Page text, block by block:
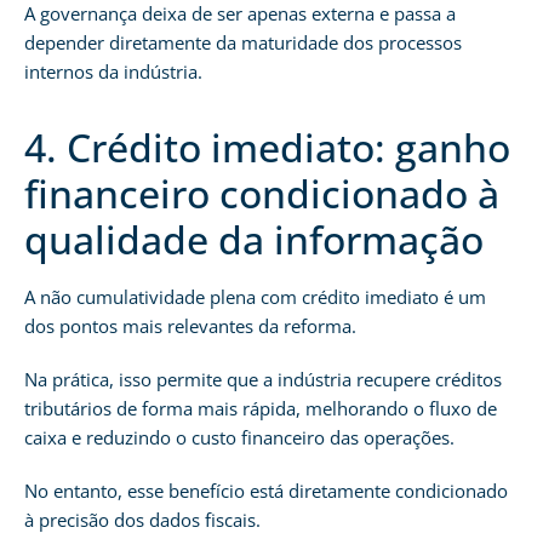
A governança deixa de ser apenas externa e passa a
depender diretamente da maturidade dos processos
internos da indústria.
4. Crédito imediato: ganho
financeiro condicionado à
qualidade da informação
A não cumulatividade plena com crédito imediato é um
dos pontos mais relevantes da reforma.
Na prática, isso permite que a indústria recupere créditos
tributários de forma mais rápida, melhorando o fluxo de
caixa e reduzindo o custo financeiro das operações.
No entanto, esse benefício está diretamente condicionado
à precisão dos dados fiscais.